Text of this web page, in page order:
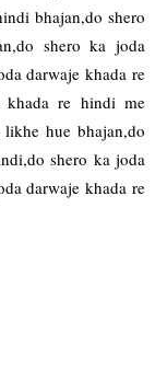
bhajan,do shero
shero ka joda
darwaje khada re
re hindi me
hue bhajan,do
shero ka joda
darwaje khada re